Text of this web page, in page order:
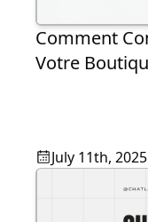
Comment
Votre
July 11th, 2025